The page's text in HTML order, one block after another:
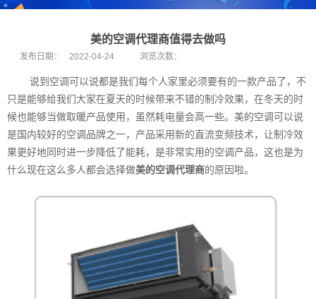
美的空调代理商值得去做吗
发布日期： 2022-04-24 浏览次数：
说到空调可以说都是我们每个人家里必须要有的一款产品了，不
只是能够给我们大家在夏天的时候带来不错的制冷效果，在冬天的时
候也能够当做取暖产品使用，虽然耗电量会高一些。美的空调可以说
是国内较好的空调品牌之一，产品采用新的直流变频技术，让制冷效
果更好地同时进一步降低了能耗，是非常实用的空调产品，这也是为
什么现在这么多人都会选择做美的空调代理商的原因啦。